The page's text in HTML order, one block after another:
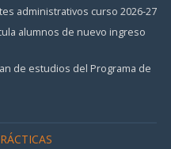
administrativos curso 2026-27
alumnos de nuevo ingreso
de estudios del Programa de